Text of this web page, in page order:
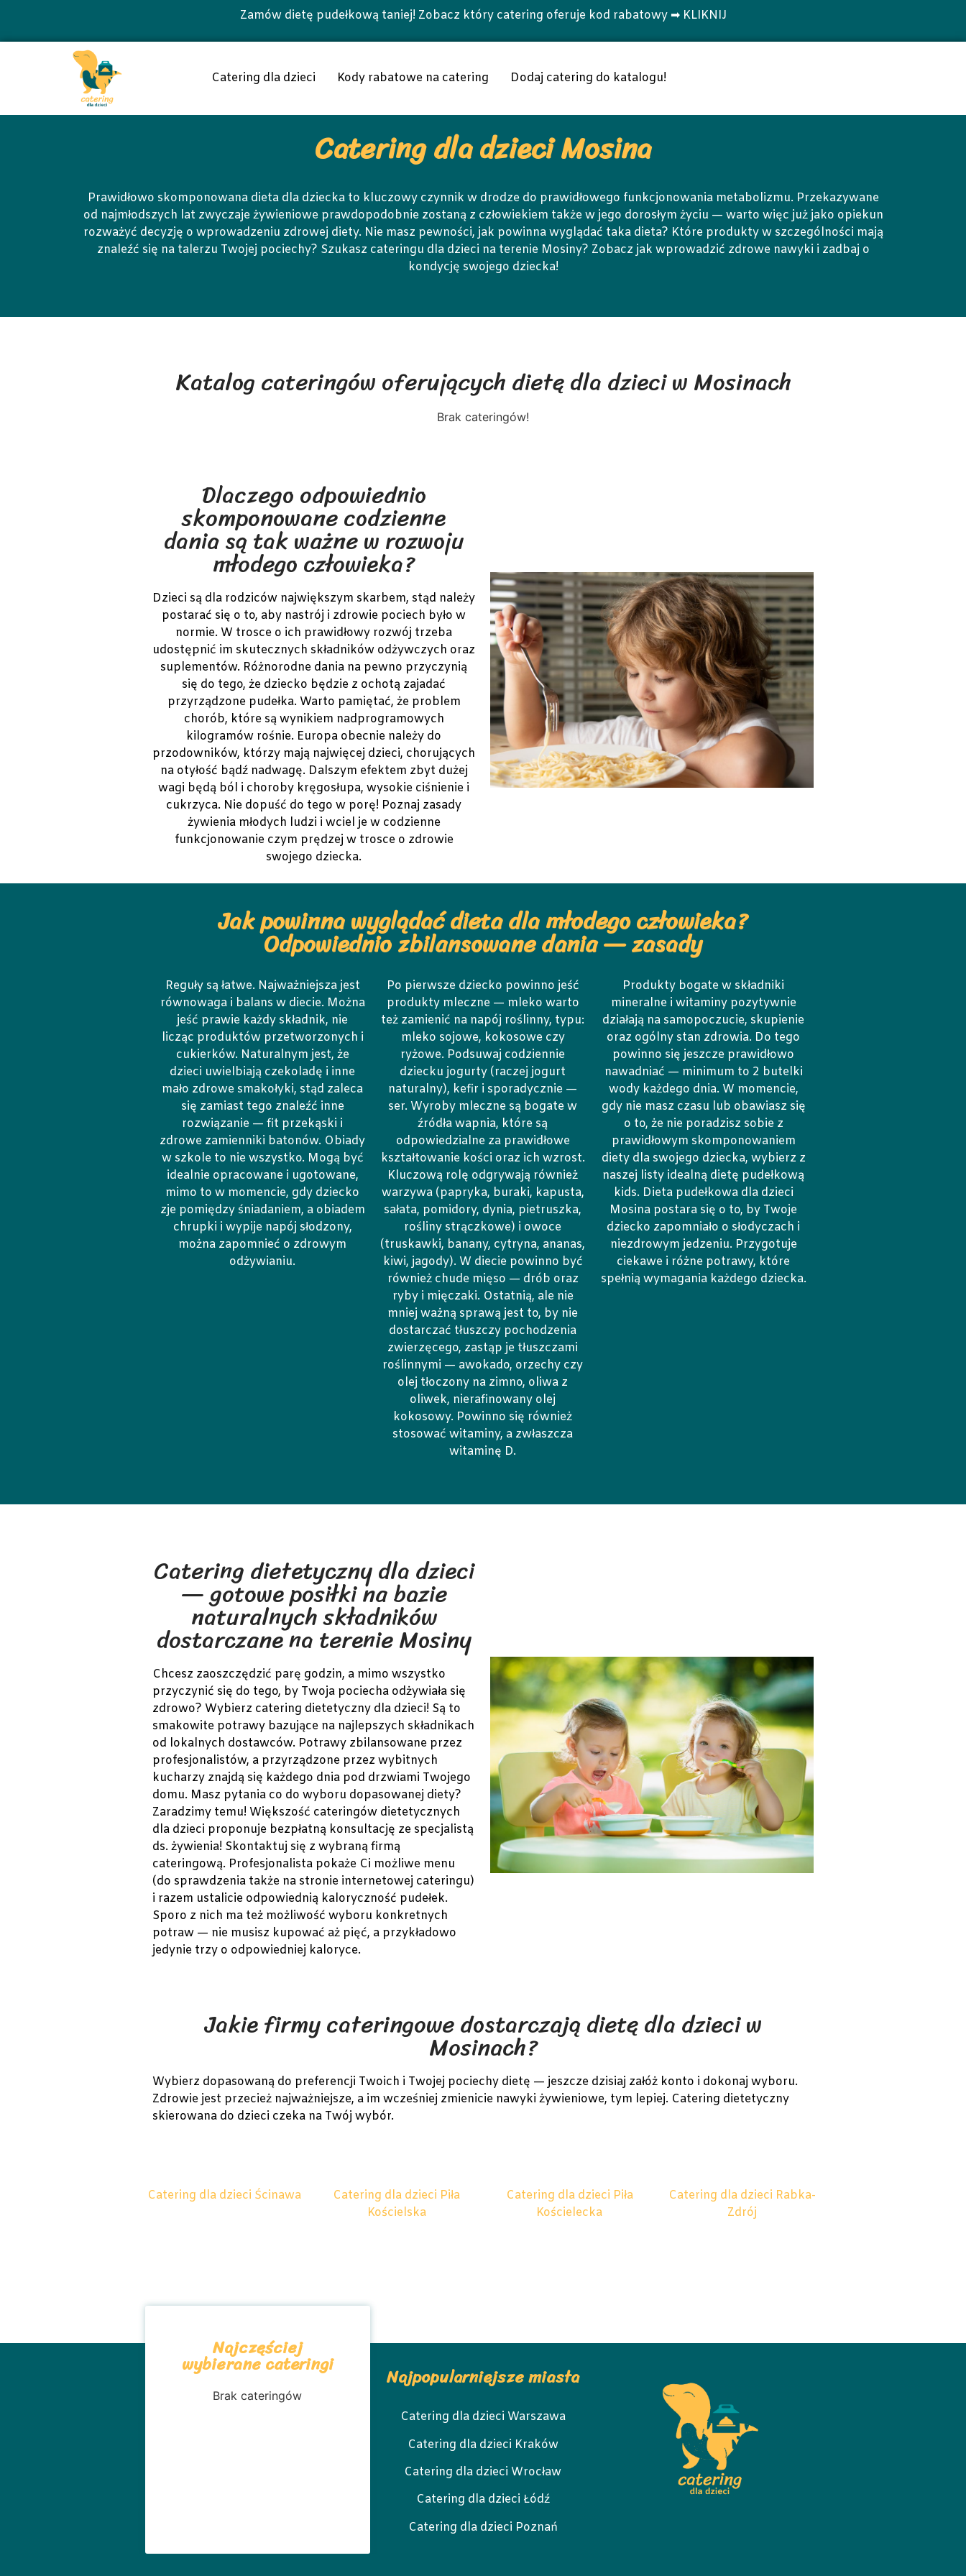
Zamów dietę pudełkową taniej! Zobacz który catering oferuje kod rabatowy ➡ KLIKNIJ
Catering dla dzieci Kody rabatowe na catering Dodaj catering do katalogu!
Catering dla dzieci Mosina
Prawidłowo skomponowana dieta dla dziecka to kluczowy czynnik w drodze do prawidłowego funkcjonowania metabolizmu. Przekazywane
od najmłodszych lat zwyczaje żywieniowe prawdopodobnie zostaną z człowiekiem także w jego dorosłym życiu — warto więc już jako opiekun
rozważyć decyzję o wprowadzeniu zdrowej diety. Nie masz pewności, jak powinna wyglądać taka dieta? Które produkty w szczególności mają
znaleźć się na talerzu Twojej pociechy? Szukasz cateringu dla dzieci na terenie Mosiny? Zobacz jak wprowadzić zdrowe nawyki i zadbaj o
kondycję swojego dziecka!
Katalog cateringów oferujących dietę dla dzieci w Mosinach
Brak cateringów!
Dlaczego odpowiednio
skomponowane codzienne
dania są tak ważne w rozwoju
młodego człowieka?
Dzieci są dla rodziców największym skarbem, stąd należy
postarać się o to, aby nastrój i zdrowie pociech było w
normie. W trosce o ich prawidłowy rozwój trzeba
udostępnić im skutecznych składników odżywczych oraz
suplementów. Różnorodne dania na pewno przyczynią
się do tego, że dziecko będzie z ochotą zajadać
przyrządzone pudełka. Warto pamiętać, że problem
chorób, które są wynikiem nadprogramowych
kilogramów rośnie. Europa obecnie należy do
przodowników, którzy mają najwięcej dzieci, chorujących
na otyłość bądź nadwagę. Dalszym efektem zbyt dużej
wagi będą ból i choroby kręgosłupa, wysokie ciśnienie i
cukrzyca. Nie dopuść do tego w porę! Poznaj zasady
żywienia młodych ludzi i wciel je w codzienne
funkcjonowanie czym prędzej w trosce o zdrowie
swojego dziecka.
Jak powinna wyglądać dieta dla młodego człowieka?
Odpowiednio zbilansowane dania — zasady
Reguły są łatwe. Najważniejsza jest
równowaga i balans w diecie. Można
jeść prawie każdy składnik, nie
licząc produktów przetworzonych i
cukierków. Naturalnym jest, że
dzieci uwielbiają czekoladę i inne
mało zdrowe smakołyki, stąd zaleca
się zamiast tego znaleźć inne
rozwiązanie — fit przekąski i
zdrowe zamienniki batonów. Obiady
w szkole to nie wszystko. Mogą być
idealnie opracowane i ugotowane,
mimo to w momencie, gdy dziecko
zje pomiędzy śniadaniem, a obiadem
chrupki i wypije napój słodzony,
można zapomnieć o zdrowym
odżywianiu.
Po pierwsze dziecko powinno jeść
produkty mleczne — mleko warto
też zamienić na napój roślinny, typu:
mleko sojowe, kokosowe czy
ryżowe. Podsuwaj codziennie
dziecku jogurty (raczej jogurt
naturalny), kefir i sporadycznie —
ser. Wyroby mleczne są bogate w
źródła wapnia, które są
odpowiedzialne za prawidłowe
kształtowanie kości oraz ich wzrost.
Kluczową rolę odgrywają również
warzywa (papryka, buraki, kapusta,
sałata, pomidory, dynia, pietruszka,
rośliny strączkowe) i owoce
(truskawki, banany, cytryna, ananas,
kiwi, jagody). W diecie powinno być
również chude mięso — drób oraz
ryby i mięczaki. Ostatnią, ale nie
mniej ważną sprawą jest to, by nie
dostarczać tłuszczy pochodzenia
zwierzęcego, zastąp je tłuszczami
roślinnymi — awokado, orzechy czy
olej tłoczony na zimno, oliwa z
oliwek, nierafinowany olej
kokosowy. Powinno się również
stosować witaminy, a zwłaszcza
witaminę D.
Produkty bogate w składniki
mineralne i witaminy pozytywnie
działają na samopoczucie, skupienie
oraz ogólny stan zdrowia. Do tego
powinno się jeszcze prawidłowo
nawadniać — minimum to 2 butelki
wody każdego dnia. W momencie,
gdy nie masz czasu lub obawiasz się
o to, że nie poradzisz sobie z
prawidłowym skomponowaniem
diety dla swojego dziecka, wybierz z
naszej listy idealną dietę pudełkową
kids. Dieta pudełkowa dla dzieci
Mosina postara się o to, by Twoje
dziecko zapomniało o słodyczach i
niezdrowym jedzeniu. Przygotuje
ciekawe i różne potrawy, które
spełnią wymagania każdego dziecka.
Catering dietetyczny dla dzieci
— gotowe posiłki na bazie
naturalnych składników
dostarczane na terenie Mosiny
Chcesz zaoszczędzić parę godzin, a mimo wszystko
przyczynić się do tego, by Twoja pociecha odżywiała się
zdrowo? Wybierz catering dietetyczny dla dzieci! Są to
smakowite potrawy bazujące na najlepszych składnikach
od lokalnych dostawców. Potrawy zbilansowane przez
profesjonalistów, a przyrządzone przez wybitnych
kucharzy znajdą się każdego dnia pod drzwiami Twojego
domu. Masz pytania co do wyboru dopasowanej diety?
Zaradzimy temu! Większość cateringów dietetycznych
dla dzieci proponuje bezpłatną konsultację ze specjalistą
ds. żywienia! Skontaktuj się z wybraną firmą
cateringową. Profesjonalista pokaże Ci możliwe menu
(do sprawdzenia także na stronie internetowej cateringu)
i razem ustalicie odpowiednią kaloryczność pudełek.
Sporo z nich ma też możliwość wyboru konkretnych
potraw — nie musisz kupować aż pięć, a przykładowo
jedynie trzy o odpowiedniej kaloryce.
Jakie firmy cateringowe dostarczają dietę dla dzieci w
Mosinach?
Wybierz dopasowaną do preferencji Twoich i Twojej pociechy dietę — jeszcze dzisiaj załóż konto i dokonaj wyboru.
Zdrowie jest przecież najważniejsze, a im wcześniej zmienicie nawyki żywieniowe, tym lepiej. Catering dietetyczny
skierowana do dzieci czeka na Twój wybór.
Catering dla dzieci Ścinawa
Catering dla dzieci Piła
Kościelska
Catering dla dzieci Piła
Kościelecka
Catering dla dzieci Rabka-
Zdrój
Najczęściej
wybierane cateringi
Brak cateringów
Najpopularniejsze miasta
Catering dla dzieci Warszawa
Catering dla dzieci Kraków
Catering dla dzieci Wrocław
Catering dla dzieci Łódź
Catering dla dzieci Poznań